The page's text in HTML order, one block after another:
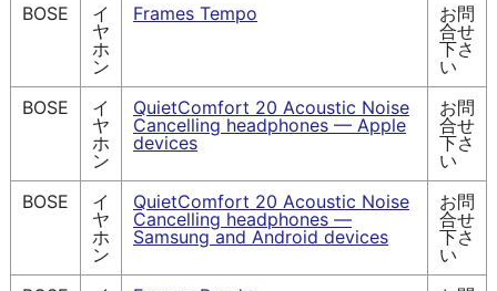
BOSE
イ
ヤ
ホ
ン
Frames Tempo
お問
合せ
下さ
い
BOSE
イ
ヤ
ホ
ン
QuietComfort 20 Acoustic Noise
Cancelling headphones — Apple
devices
お問
合せ
下さ
い
BOSE
イ
ヤ
ホ
ン
QuietComfort 20 Acoustic Noise
Cancelling headphones —
Samsung and Android devices
お問
合せ
下さ
い